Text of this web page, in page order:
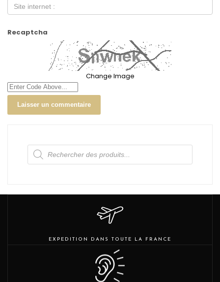
Recaptcha
Change Image
Recherche
de
produits
EXPEDITION DANS TOUTE LA FRANCE